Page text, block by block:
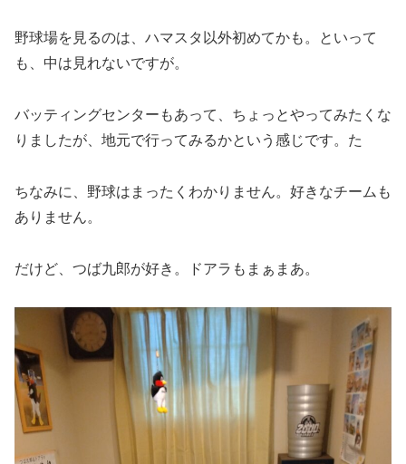
野球場を見るのは、ハマスタ以外初めてかも。といって
も、中は見れないですが。
バッティングセンターもあって、ちょっとやってみたくな
りましたが、地元で行ってみるかという感じです。た
ちなみに、野球はまったくわかりません。好きなチームも
ありません。
だけど、つば九郎が好き。ドアラもまぁまあ。